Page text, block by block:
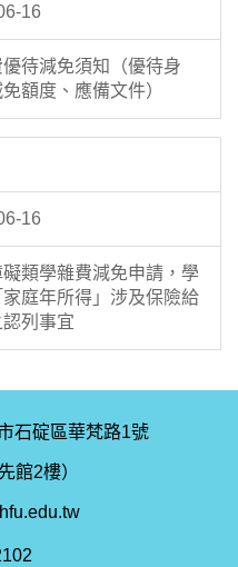
16
待減免須知（優待身
額度、應備文件）
16
礙類學雜費減免申請，學
家庭年所得」涉及保險給
列事宜
石碇區華梵路1號
館2樓）